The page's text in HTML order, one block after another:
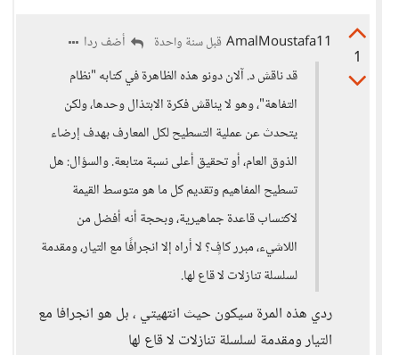
1
AmalMoustafa11 قبل سنة واحدة
أضف ردا
قد ناقش د. آلان دونو هذه الظاهرة في كتابه "نظام
التفاهة"، وهو لا يناقش فكرة الابتذال وحدها، ولكن
يتحدث عن عملية التسطيح لكل المعارف بهدف إرضاء
الذوق العام، أو تحقيق أعلى نسبة متابعة. والسؤال: هل
تسطيح المفاهيم وتقديم كل ما هو متوسط القيمة
لاكتساب قاعدة جماهيرية، وبحجة أنه أفضل من
اللاشيء، مبرر كافٍ؟ لا أراه إلا انجرافًا مع التيار، ومقدمة
لسلسلة تنازلات لا قاع لها.
ردي هذه المرة سيكون حيث انتهيتي ، بل هو انجرافا مع
التيار ومقدمة لسلسلة تنازلات لا قاع لها